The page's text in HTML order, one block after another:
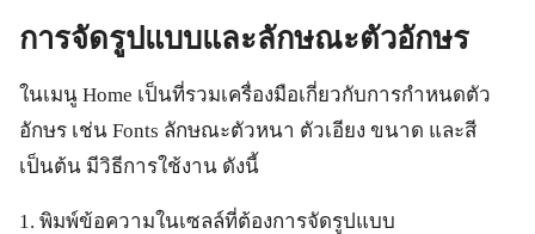
การจัดรูปแบบและลักษณะตัวอักษร
ในเมนู Home เป็นที่รวมเครื่องมือเกี่ยวกับการกำหนดตัว
อักษร เช่น Fonts ลักษณะตัวหนา ตัวเอียง ขนาด และสี
เป็นต้น มีวิธีการใช้งาน ดังนี้
1. พิมพ์ข้อความในเซลล์ที่ต้องการจัดรูปแบบ